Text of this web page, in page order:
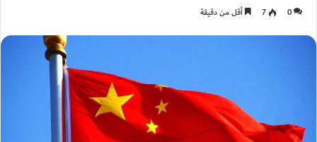
0
7 أقل من دقيقة